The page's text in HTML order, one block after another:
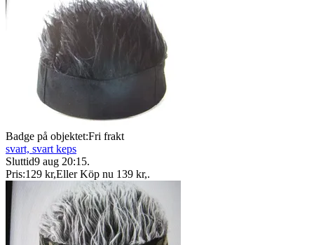
Badge på objektet:Fri frakt
svart, svart keps
Sluttid9 aug 20:15.
Pris:129 kr,Eller Köp nu 139 kr,.